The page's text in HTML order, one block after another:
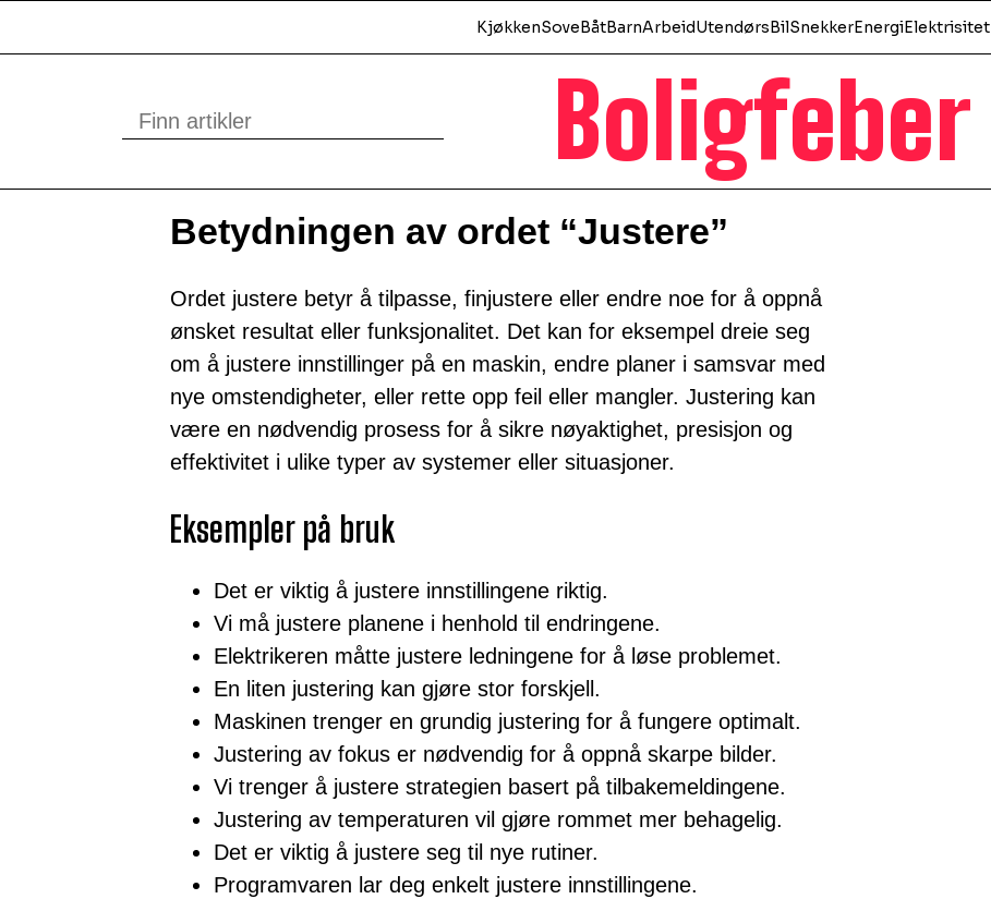
Boligfeber
KjøkkenSoveBåtBarnArbeidUtendørsBilSnekkerEnergiElektrisitet
Betydningen av ordet “Justere”
Ordet justere betyr å tilpasse, finjustere eller endre noe for å oppnå
ønsket resultat eller funksjonalitet. Det kan for eksempel dreie seg
om å justere innstillinger på en maskin, endre planer i samsvar med
nye omstendigheter, eller rette opp feil eller mangler. Justering kan
være en nødvendig prosess for å sikre nøyaktighet, presisjon og
effektivitet i ulike typer av systemer eller situasjoner.
Eksempler på bruk
Det er viktig å justere innstillingene riktig.
Vi må justere planene i henhold til endringene.
Elektrikeren måtte justere ledningene for å løse problemet.
En liten justering kan gjøre stor forskjell.
Maskinen trenger en grundig justering for å fungere optimalt.
Justering av fokus er nødvendig for å oppnå skarpe bilder.
Vi trenger å justere strategien basert på tilbakemeldingene.
Justering av temperaturen vil gjøre rommet mer behagelig.
Det er viktig å justere seg til nye rutiner.
Programvaren lar deg enkelt justere innstillingene.